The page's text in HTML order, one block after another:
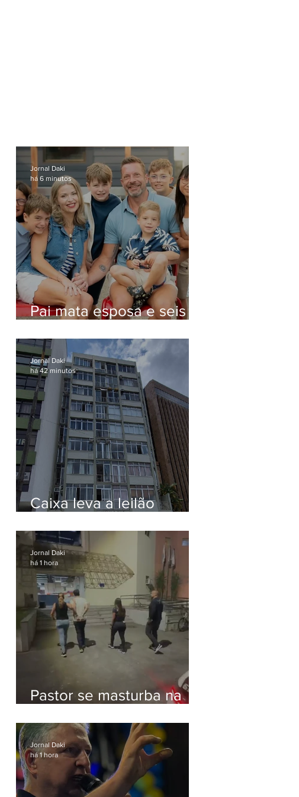
Pai mata esposa e seis
funeral
Jornal Daki
há 6 minutos
Caixa leva a leilão
Bolsonaro em Botafogo
Jornal Daki
há 42 minutos
Pastor se masturba na
preso na Zona Oeste
Jornal Daki
há 1 hora
Jornal Daki
há 1 hora